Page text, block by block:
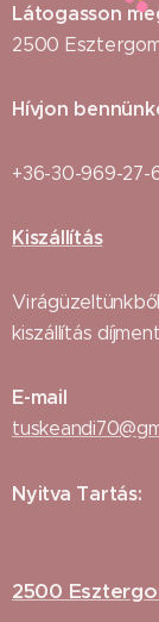
Látogasson
2500
Hívjon
+36-30-969-27-
Kiszállítás
kiszállítás
E-mail
Nyitva Tartás:
2500